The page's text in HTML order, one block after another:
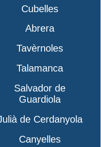
Cubelles
Abrera
Tavèrnoles
Talamanca
Salvador de
Guardiola
de Cerdanyola
Canyelles